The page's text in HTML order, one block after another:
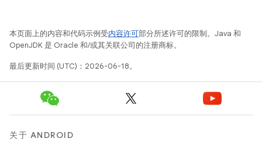
本页面上的内容和代码示例受内容许可部分所述许可的限制。Java 和
OpenJDK 是 Oracle 和/或其关联公司的注册商标。
最后更新时间 (UTC)：2026-06-18。
关于 ANDROID